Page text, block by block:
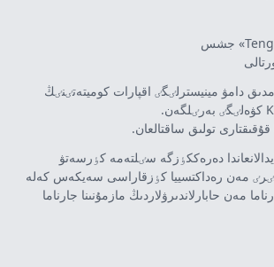
دامۋ مينيسترلٸگٸ اقپارات كوميتەتٸنٸڭ
تولىق ساقتالعان.
دەرەككٶزگە سٸلتەمە كٶرسەتۋ
مەن رەداكتسييا كٶزقاراسى سەيكەس كەلە
مەن حابارلاندىرۋلاردىڭ مازمۇنىنا جارناما